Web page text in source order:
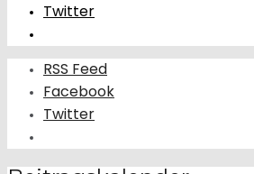
Twitter
RSS Feed
Facebook
Twitter